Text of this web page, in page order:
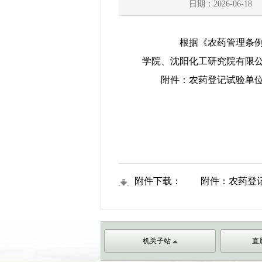
日期：2026-06-18
根据《农药管理条例》、
学院、沈阳化工研究院有限
附件：农药登记试验单位
附件下载： 附件：农药登
机关子站 直